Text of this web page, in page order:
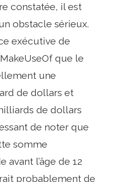
constatée, il est
obstacle sérieux.
exécutive de
que le
une
de dollars et
de dollars
de noter que
somme
l’âge de 12
probablement de